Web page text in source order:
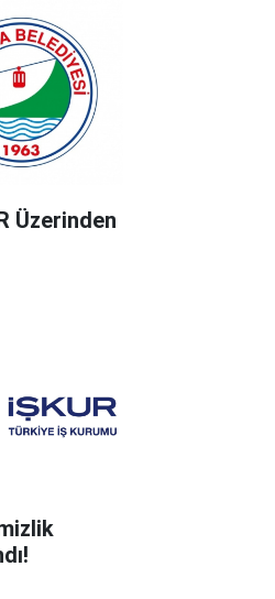
Üzerinden